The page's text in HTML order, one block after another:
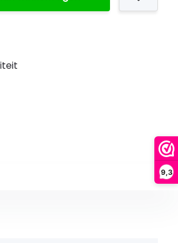
9,3